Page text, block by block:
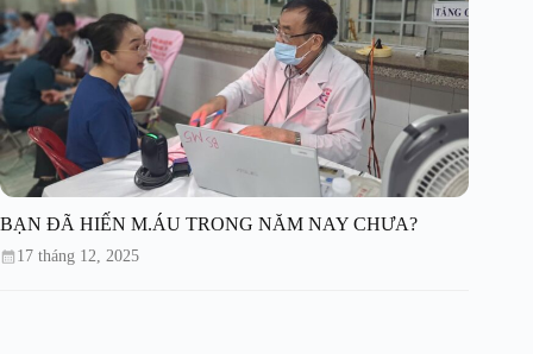
BẠN ĐÃ HIẾN M.ÁU TRONG NĂM NAY CHƯA?
17 tháng 12, 2025